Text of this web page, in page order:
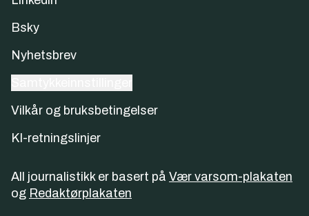
Bsky
Nyhetsbrev
Vilkår og bruksbetingelser
KI-retningslinjer
All journalistikk er basert på Vær varsom-plakaten
og Redaktørplakaten